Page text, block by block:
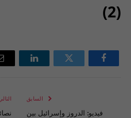
(2)
فيسبوك تويتر لينكدإن
السابق
فيديو: الدروز وإسرائيل بين